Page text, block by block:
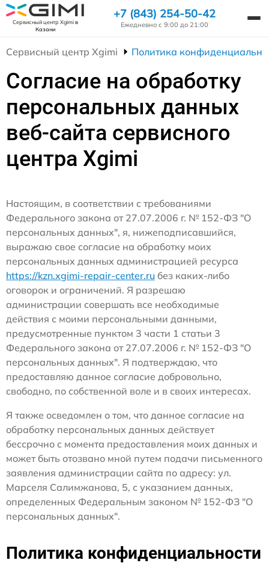
Сервисный центр Xgimiв
Казани
+7 (843) 254-50-42
Ежедневно с 9:00 до 21:00
Сервисный центр Xgimi Политика
Согласие на обработку
персональных данных
веб-сайта сервисного
центра Xgimi
Настоящим, в соответствии с требованиями
Федерального закона от 27.07.2006 г. № 152-ФЗ "О
персональных данных", я, нижеподписавшийся,
выражаю свое согласие на обработку моих
персональных данных администрацией ресурса
https://kzn.xgimi-repair-center.ru без каких-либо
оговорок и ограничений. Я разрешаю
администрации совершать все необходимые
действия с моими персональными данными,
предусмотренные пунктом 3 части 1 статьи 3
Федерального закона от 27.07.2006 г. № 152-ФЗ "О
персональных данных". Я подтверждаю, что
предоставляю данное согласие добровольно,
свободно, по собственной воле и в своих интересах.
Я также осведомлен о том, что данное согласие на
обработку персональных данных действует
бессрочно с момента предоставления моих данных и
может быть отозвано мной путем подачи письменного
заявления администрации сайта по адресу: ул.
Марселя Салимжанова, 5, с указанием данных,
определенных Федеральным законом № 152-ФЗ "О
персональных данных".
Политика конфиденциальности